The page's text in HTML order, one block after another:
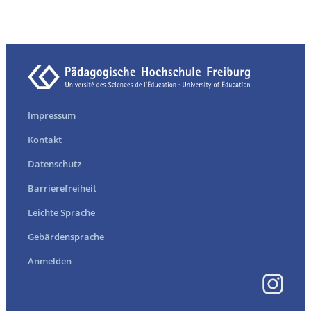
Impressum
Kontakt
Datenschutz
Barrierefreiheit
Leichte Sprache
Gebärdensprache
Anmelden